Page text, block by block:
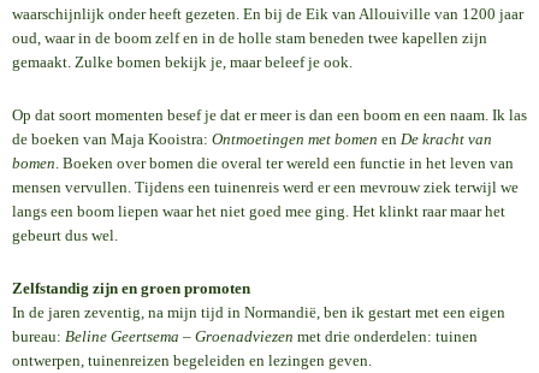
waarschijnlijk onder heeft gezeten. En bij de Eik van Allouiville van 1200 jaar
oud, waar in de boom zelf en in de holle stam beneden twee kapellen zijn
gemaakt. Zulke bomen bekijk je, maar beleef je ook.
Op dat soort momenten besef je dat er meer is dan een boom en een naam. Ik las
de boeken van Maja Kooistra: Ontmoetingen met bomen en De kracht van
bomen . Boeken over bomen die overal ter wereld een functie in het leven van
mensen vervullen. Tijdens een tuinenreis werd er een mevrouw ziek terwijl we
langs een boom liepen waar het niet goed mee ging. Het klinkt raar maar het
gebeurt dus wel.
Zelfstandig zijn en groen promoten
In de jaren zeventig, na mijn tijd in Normandië, ben ik gestart met een eigen
bureau: Beline Geertsema – Groenadviezen met drie onderdelen: tuinen
ontwerpen, tuinenreizen begeleiden en lezingen geven.